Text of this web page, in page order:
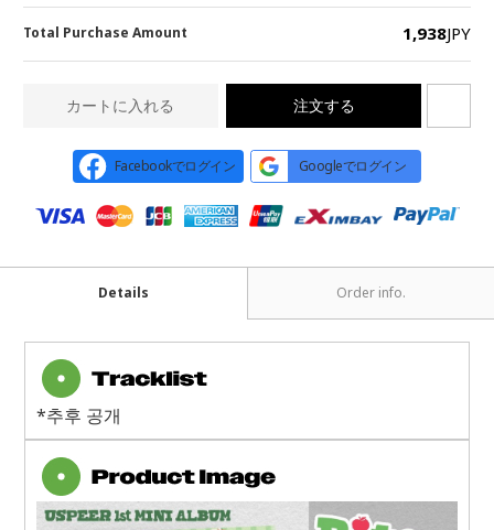
Total Purchase Amount 1,938JPY
カートに入れる 注文する
Facebookでログイン Googleでログイン
Details Order info.
*추후 공개